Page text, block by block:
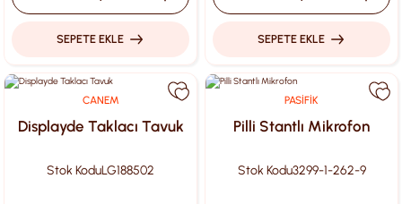
SEPETE EKLE SEPETE EKLE
CANEM
Displayde Taklacı Tavuk
Stok KoduLG188502
PASİFİK
Pilli Stantlı Mikrofon
Stok Kodu3299-1-262-9